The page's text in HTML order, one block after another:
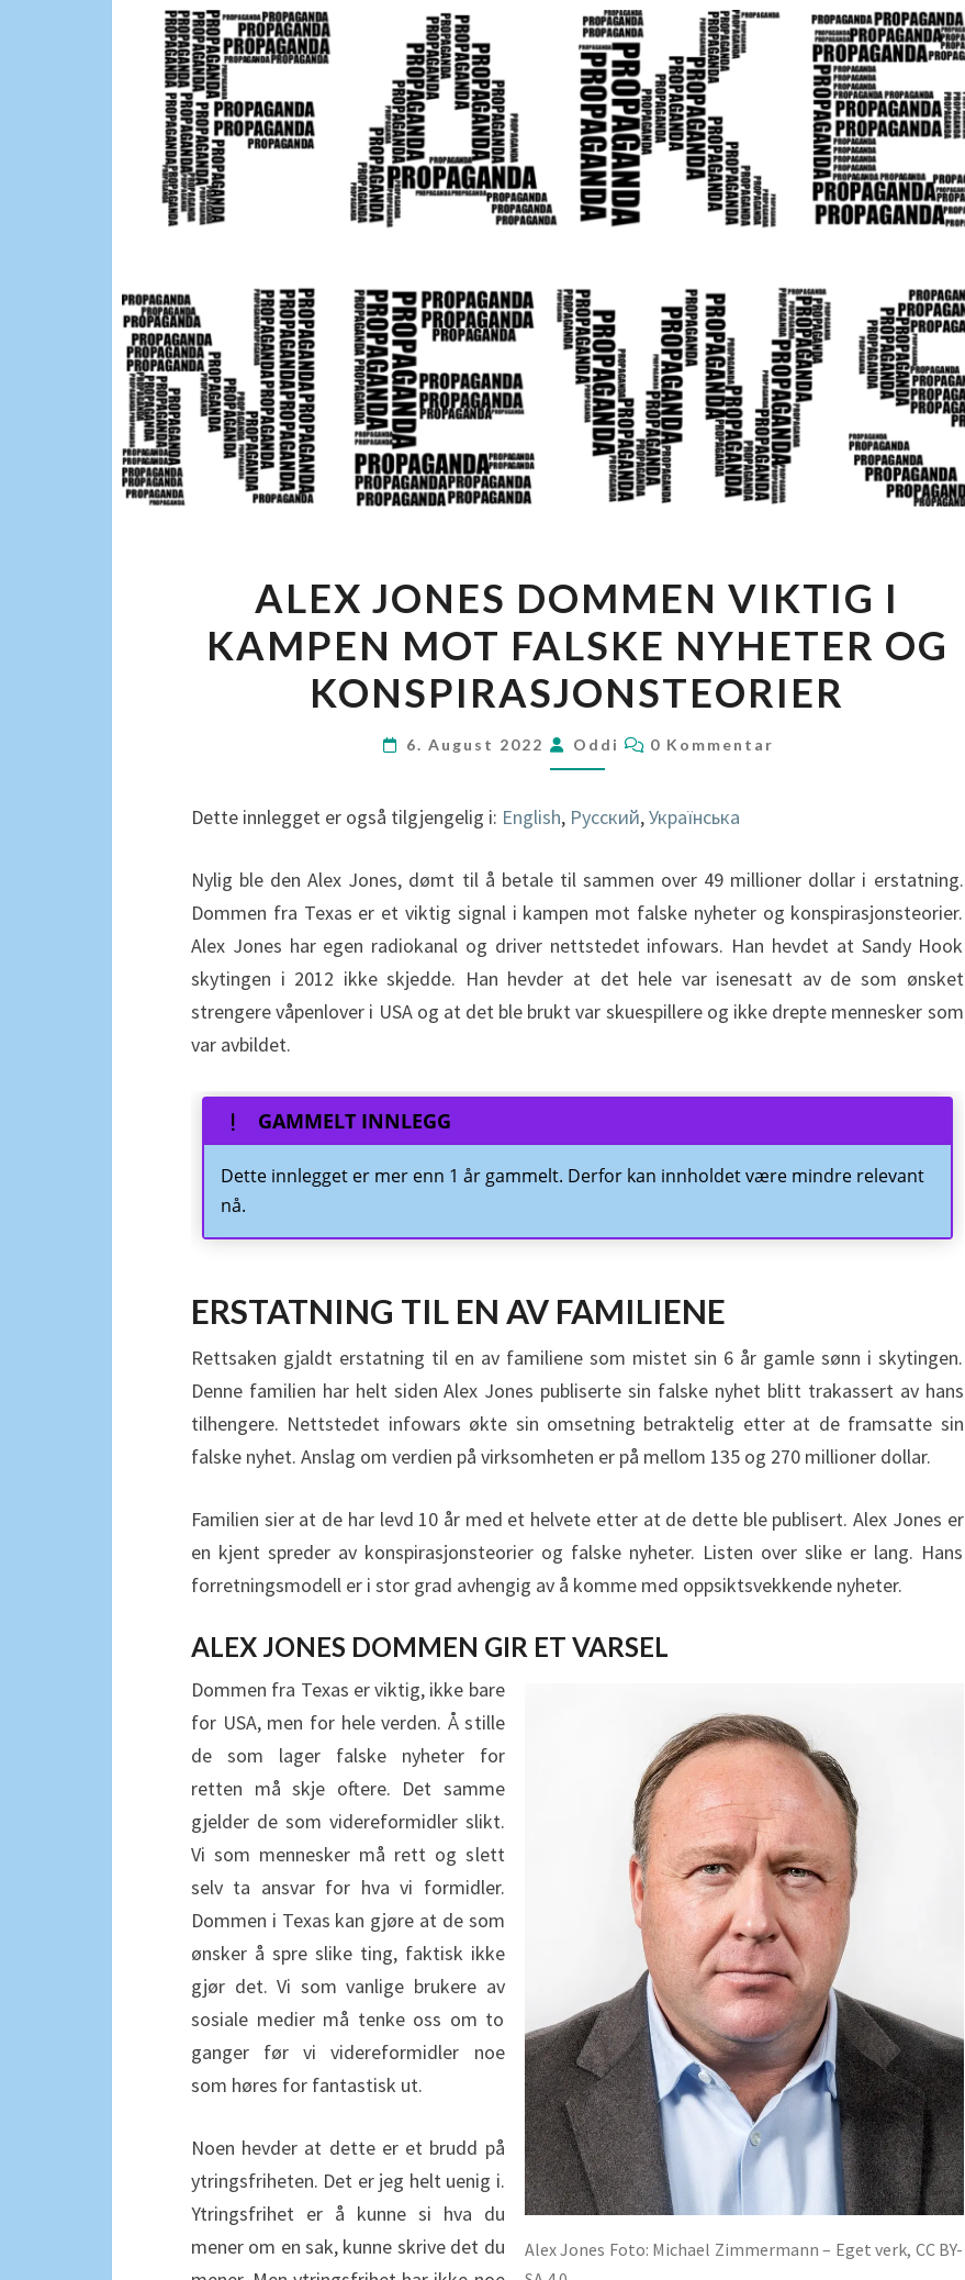
JONES
DOMMEN
VIKTIG
I
KAMPEN
MOT
NYHETER
ALEX JONES DOMMEN VIKTIG I
KAMPEN MOT FALSKE NYHETER OG
KONSPIRASJONSTEORIER
6. August 2022 Oddi KOMMENTARER
0 Kommentar
Dette innlegget er også tilgjengelig i: English Русский Українська
Nylig ble den Alex Jones, dømt til å betale til sammen over 49 millioner dollar i erstatning.
Dommen fra Texas er et viktig signal i kampen mot falske nyheter og konspirasjonsteorier.
Alex Jones har egen radiokanal og driver nettstedet infowars. Han hevdet at Sandy Hook
skytingen i 2012 ikke skjedde. Han hevder at det hele var isenesatt av de som ønsket
strengere våpenlover i USA og at det ble brukt var skuespillere og ikke drepte mennesker som
var avbildet.
GAMMELT INNLEGG
Dette innlegget er mer enn 1 år gammelt. Derfor kan innholdet være mindre relevant
nå.
ERSTATNING TIL EN AV FAMILIENE
Rettsaken gjaldt erstatning til en av familiene som mistet sin 6 år gamle sønn i skytingen.
Denne familien har helt siden Alex Jones publiserte sin falske nyhet blitt trakassert av hans
tilhengere. Nettstedet infowars økte sin omsetning betraktelig etter at de framsatte sin
falske nyhet. Anslag om verdien på virksomheten er på mellom 135 og 270 millioner dollar.
Familien sier at de har levd 10 år med et helvete etter at de dette ble publisert. Alex Jones er
en kjent spreder av konspirasjonsteorier og falske nyheter. Listen over slike er lang. Hans
forretningsmodell er i stor grad avhengig av å komme med oppsiktsvekkende nyheter.
ALEX JONES DOMMEN GIR ET VARSEL
Alex Jones Foto: Michael Zimmermann – Eget verk, CC BY-
Dommen fra Texas er viktig, ikke bare
for USA, men for hele verden. Å stille
de som lager falske nyheter for
retten må skje oftere. Det samme
gjelder de som videreformidler slikt.
Vi som mennesker må rett og slett
selv ta ansvar for hva vi formidler.
Dommen i Texas kan gjøre at de som
ønsker å spre slike ting, faktisk ikke
gjør det. Vi som vanlige brukere av
sosiale medier må tenke oss om to
ganger før vi videreformidler noe
som høres for fantastisk ut.
Noen hevder at dette er et brudd på
ytringsfriheten. Det er jeg helt uenig i.
Ytringsfrihet er å kunne si hva du
mener om en sak, kunne skrive det du